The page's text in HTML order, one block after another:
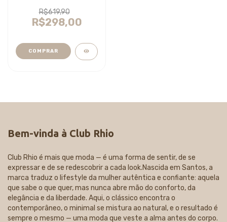
R$619,90
R$298,00
COMPRAR
Bem-vinda à Club Rhio
Club Rhio é mais que moda — é uma forma de sentir, de se
expressar e de se redescobrir a cada look.Nascida em Santos, a
marca traduz o lifestyle da mulher autêntica e confiante: aquela
que sabe o que quer, mas nunca abre mão do conforto, da
elegância e da liberdade. Aqui, o clássico encontra o
contemporâneo, o minimal se mistura ao natural, e o resultado é
sempre o mesmo — uma moda que veste a alma antes do corpo.